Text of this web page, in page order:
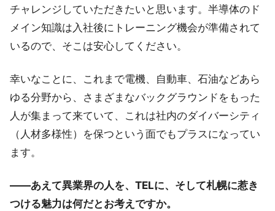
チャレンジしていただきたいと思います。半導体のド
メイン知識は入社後にトレーニング機会が準備されて
いるので、そこは安心してください。
幸いなことに、これまで電機、自動車、石油などあら
ゆる分野から、さまざまなバックグラウンドをもった
人が集まって来ていて、これは社内のダイバーシティ
（人材多様性）を保つという面でもプラスになってい
ます。
——あえて異業界の人を、TELに、そして札幌に惹き
つける魅力は何だとお考えですか。